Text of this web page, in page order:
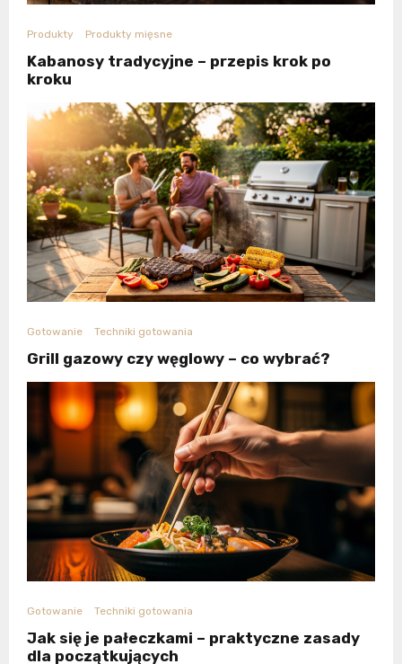
Produkty Produkty mięsne
Kabanosy tradycyjne – przepis krok po
kroku
Gotowanie Techniki gotowania
Grill gazowy czy węglowy – co wybrać?
Gotowanie Techniki gotowania
Jak się je pałeczkami – praktyczne zasady
dla początkujących